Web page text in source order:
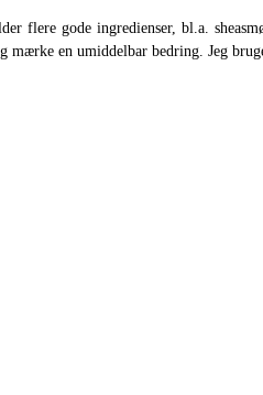
flere gode ingredienser, bl.a.
en umiddelbar bedring. Jeg